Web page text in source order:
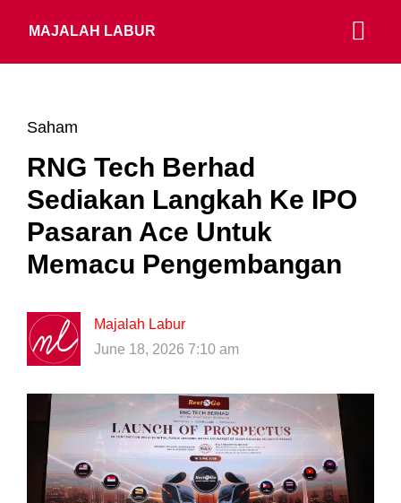
MAJALAH LABUR
Saham
RNG Tech Berhad
Sediakan Langkah Ke IPO
Pasaran Ace Untuk
Memacu Pengembangan
Majalah Labur
June 18, 2026 7:10 am